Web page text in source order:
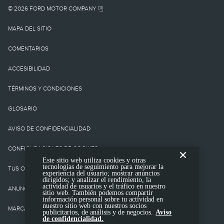
cargo por
destino/entrega como
tampoco cargos o
impuestos
gubernamentales ni
cargos por
financiamiento, cargo de
procesamiento de la
tienda, cargo de
presentación electrónica
ni cargo por prueba de
emisión. No incluye
© 2026 FORD MOTOR COMPANY
MAPA DEL SITIO
COMENTARIOS
ACCESIBILIDAD
TÉRMINOS Y CONDICIONES
GLOSARIO
AVISO DE CONFIDENCIALIDAD
CONFIGURACIONES DE COOKIES
TUS OPCIONES DE CONFIDENCIALIIDAD
ANUNCIOS BASADOS EN INTERESES
MARCAS COMERCIALES DE TERCEROS
Este sitio web utiliza cookies y otras
tecnologías de seguimiento para mejorar la
experiencia del usuario; mostrar anuncios
dirigidos; y analizar el rendimiento, la
actividad de usuarios y el tráfico en nuestro
sitio web. También podemos compartir
información personal sobre tu actividad en
nuestro sitio web con nuestros socios
publicitarios, de análisis y de negocios. Aviso
de confidencialidad.